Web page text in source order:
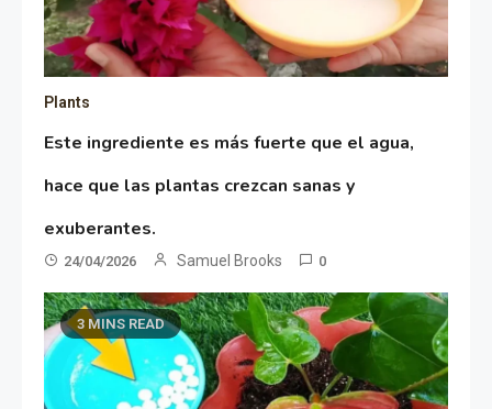
Plants
Este ingrediente es más fuerte que el agua,
hace que las plantas crezcan sanas y
exuberantes.
24/04/2026 Samuel Brooks 0
3 MINS READ